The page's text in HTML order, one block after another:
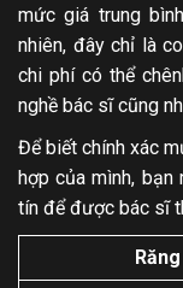
mức giá trung
nhiên, đây chỉ là
chi phí có thể
nghề bác sĩ cũng
Để biết chính xác
hợp của mình,
tín để được bác sĩ